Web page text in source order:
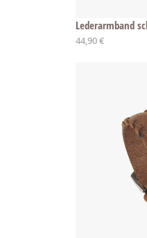
Ab
44,90 €